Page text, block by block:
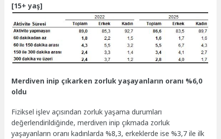
[15+ yaş]
Merdiven inip çıkarken zorluk yaşayanların oranı %6,0
oldu
Fiziksel işlev açısından zorluk yaşama durumları
değerlendirildiğinde, merdiven inip çıkmada zorluk
yaşayanların oranı kadınlarda %8,3, erkeklerde ise %3,7 ile ilk